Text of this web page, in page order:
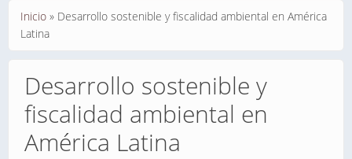
Se encuentra usted aquí
Inicio » Desarrollo sostenible y fiscalidad ambiental en América
Latina
Desarrollo sostenible y
fiscalidad ambiental en
América Latina